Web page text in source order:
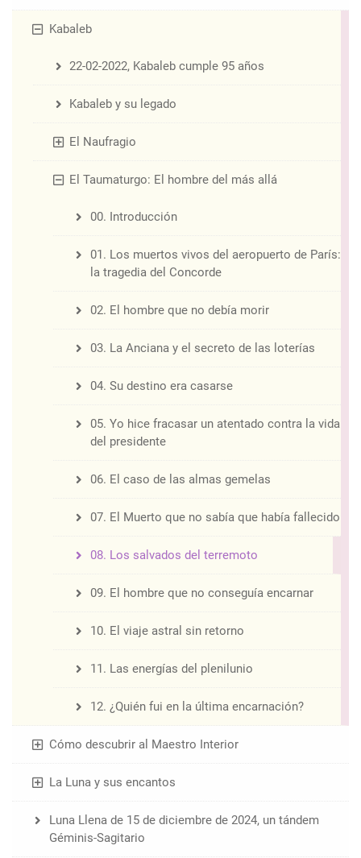
Kabaleb
22-02-2022, Kabaleb cumple 95 años
Kabaleb y su legado
El Naufragio
El Taumaturgo: El hombre del más allá
00. Introducción
01. Los muertos vivos del aeropuerto de París:
la tragedia del Concorde
02. El hombre que no debía morir
03. La Anciana y el secreto de las loterías
04. Su destino era casarse
05. Yo hice fracasar un atentado contra la vida
del presidente
06. El caso de las almas gemelas
07. El Muerto que no sabía que había fallecido
08. Los salvados del terremoto
09. El hombre que no conseguía encarnar
10. El viaje astral sin retorno
11. Las energías del plenilunio
12. ¿Quién fui en la última encarnación?
Cómo descubrir al Maestro Interior
La Luna y sus encantos
Luna Llena de 15 de diciembre de 2024, un tándem
Géminis-Sagitario